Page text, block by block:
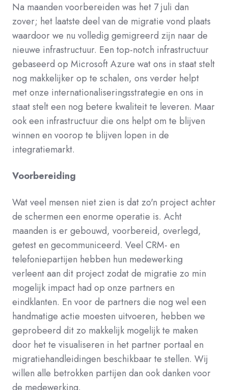
Na maanden voorbereiden was het 7 juli dan
zover; het laatste deel van de migratie vond plaats
waardoor we nu volledig gemigreerd zijn naar de
nieuwe infrastructuur. Een top-notch infrastructuur
gebaseerd op Microsoft Azure wat ons in staat stelt
nog makkelijker op te schalen, ons verder helpt
met onze internationaliseringsstrategie en ons in
staat stelt een nog betere kwaliteit te leveren. Maar
ook een infrastructuur die ons helpt om te blijven
winnen en voorop te blijven lopen in de
integratiemarkt.
Voorbereiding
Wat veel mensen niet zien is dat zo'n project achter
de schermen een enorme operatie is. Acht
maanden is er gebouwd, voorbereid, overlegd,
getest en gecommuniceerd. Veel CRM- en
telefoniepartijen hebben hun medewerking
verleent aan dit project zodat de migratie zo min
mogelijk impact had op onze partners en
eindklanten. En voor de partners die nog wel een
handmatige actie moesten uitvoeren, hebben we
geprobeerd ditzo makkelijk mogelijk te maken
door het te visualiseren in het partner portaal en
migratiehandleidingen beschikbaar te stellen. Wij
willen alle betrokken partijen dan ook danken voor